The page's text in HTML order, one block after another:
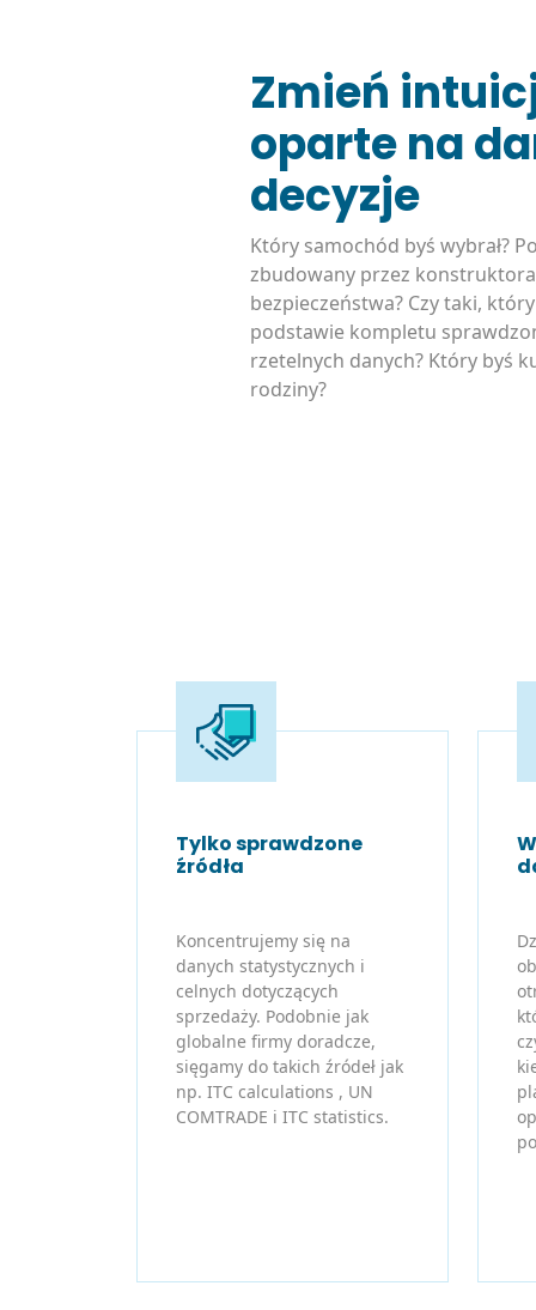
Zmień
oparte na
decyzje
Który samochód byś wybrał?
zbudowany przez
bezpieczeństwa? Czy taki,
podstawie kompletu
rzetelnych danych? Który byś
rodziny?
Tylko sprawdzone
źródła
Koncentrujemy się na
danych statystycznych i
celnych dotyczących
sprzedaży. Podobnie jak
globalne firmy doradcze,
sięgamy do takich źródeł jak
np. ITC calculations , UN
COMTRADE i ITC statistics.